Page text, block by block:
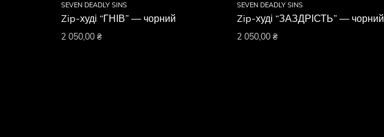
SEVEN DEADLY SINS
Zip-худі “ГНІВ” — чорний
2 050,00 ₴
SEVEN DEADLY SINS
Zip-худі “ЗАЗДРІСТЬ” — чорний
2 050,00 ₴